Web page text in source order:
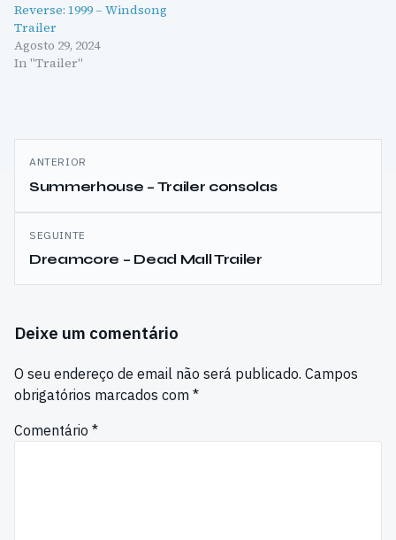
Reverse: 1999 – Windsong
Trailer
Agosto 29, 2024
In "Trailer"
Navegação
de
artigos
ANTERIOR
Summerhouse – Trailer consolas
SEGUINTE
Dreamcore – Dead Mall Trailer
Deixe um comentário
O seu endereço de email não será publicado. Campos
obrigatórios marcados com *
Comentário *